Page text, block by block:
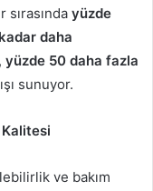
yüzde
daha
yüzde 50 daha fazla
sunuyor.
ve bakım